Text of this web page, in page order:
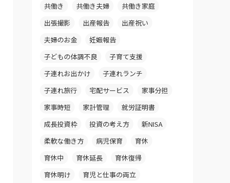
共働き
共働き夫婦
共働き家庭
出張撮影
出産報告
出産祝い
夫婦のお金
妊娠報告
子どもの体調不良
子育て支援
子連れお出かけ
子連れランチ
子連れ旅行
宅配サービス
家事分担
家事時短
家計管理
就労証明書
成長投資枠
投資の考え方
新NISA
柔軟な働き方
病児保育
育休
育休中
育休延長
育休復帰
育休明け
育児と仕事の両立